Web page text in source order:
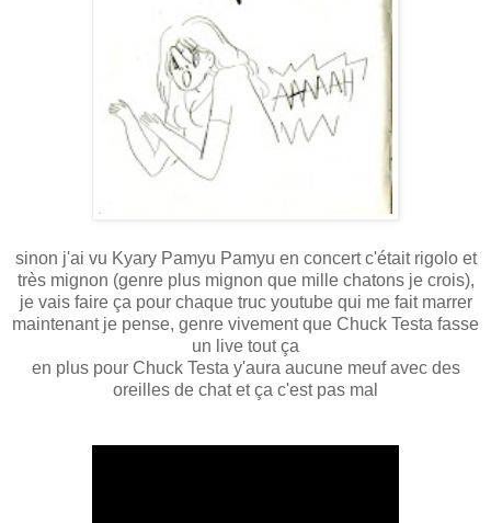
sinon j'ai vu Kyary Pamyu Pamyu en concert c'était rigolo et
très mignon (genre plus mignon que mille chatons je crois),
je vais faire ça pour chaque truc youtube qui me fait marrer
maintenant je pense, genre vivement que Chuck Testa fasse
un live tout ça
en plus pour Chuck Testa y'aura aucune meuf avec des
oreilles de chat et ça c'est pas mal